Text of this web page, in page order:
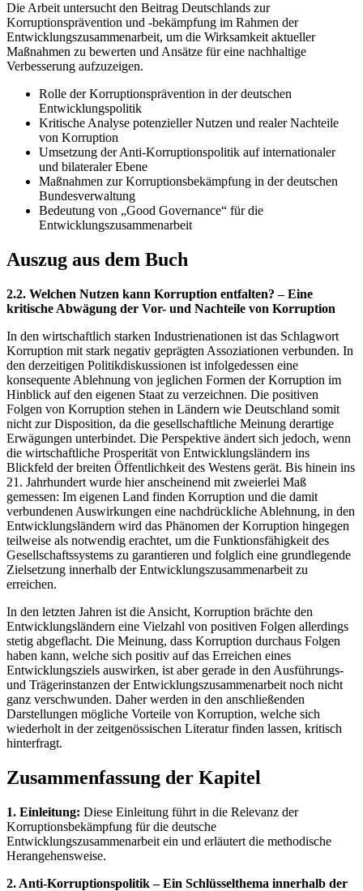
Die Arbeit untersucht den Beitrag Deutschlands zur
Korruptionsprävention und -bekämpfung im Rahmen der
Entwicklungszusammenarbeit, um die Wirksamkeit aktueller
Maßnahmen zu bewerten und Ansätze für eine nachhaltige
Verbesserung aufzuzeigen.
Rolle der Korruptionsprävention in der deutschen
Entwicklungspolitik
Kritische Analyse potenzieller Nutzen und realer Nachteile
von Korruption
Umsetzung der Anti-Korruptionspolitik auf internationaler
und bilateraler Ebene
Maßnahmen zur Korruptionsbekämpfung in der deutschen
Bundesverwaltung
Bedeutung von „Good Governance“ für die
Entwicklungszusammenarbeit
Auszug aus dem Buch
2.2. Welchen Nutzen kann Korruption entfalten? – Eine
kritische Abwägung der Vor- und Nachteile von Korruption
In den wirtschaftlich starken Industrienationen ist das Schlagwort
Korruption mit stark negativ geprägten Assoziationen verbunden. In
den derzeitigen Politikdiskussionen ist infolgedessen eine
konsequente Ablehnung von jeglichen Formen der Korruption im
Hinblick auf den eigenen Staat zu verzeichnen. Die positiven
Folgen von Korruption stehen in Ländern wie Deutschland somit
nicht zur Disposition, da die gesellschaftliche Meinung derartige
Erwägungen unterbindet. Die Perspektive ändert sich jedoch, wenn
die wirtschaftliche Prosperität von Entwicklungsländern ins
Blickfeld der breiten Öffentlichkeit des Westens gerät. Bis hinein ins
21. Jahrhundert wurde hier anscheinend mit zweierlei Maß
gemessen: Im eigenen Land finden Korruption und die damit
verbundenen Auswirkungen eine nachdrückliche Ablehnung, in den
Entwicklungsländern wird das Phänomen der Korruption hingegen
teilweise als notwendig erachtet, um die Funktionsfähigkeit des
Gesellschaftssystems zu garantieren und folglich eine grundlegende
Zielsetzung innerhalb der Entwicklungszusammenarbeit zu
erreichen.
In den letzten Jahren ist die Ansicht, Korruption brächte den
Entwicklungsländern eine Vielzahl von positiven Folgen allerdings
stetig abgeflacht. Die Meinung, dass Korruption durchaus Folgen
haben kann, welche sich positiv auf das Erreichen eines
Entwicklungsziels auswirken, ist aber gerade in den Ausführungs-
und Trägerinstanzen der Entwicklungszusammenarbeit noch nicht
ganz verschwunden. Daher werden in den anschließenden
Darstellungen mögliche Vorteile von Korruption, welche sich
wiederholt in der zeitgenössischen Literatur finden lassen, kritisch
hinterfragt.
Zusammenfassung der Kapitel
1. Einleitung: Diese Einleitung führt in die Relevanz der
Korruptionsbekämpfung für die deutsche
Entwicklungszusammenarbeit ein und erläutert die methodische
Herangehensweise.
2. Anti-Korruptionspolitik – Ein Schlüsselthema innerhalb der